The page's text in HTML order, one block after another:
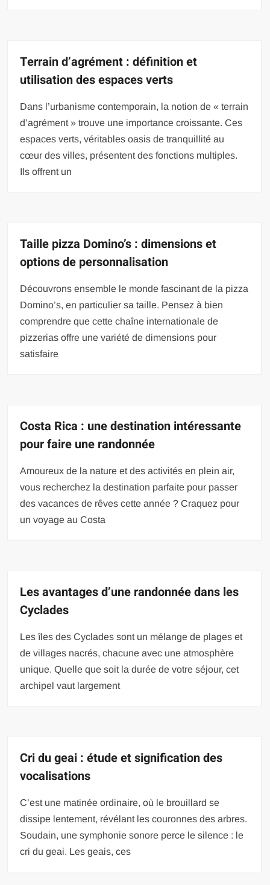
Terrain d’agrément : définition et
utilisation des espaces verts
Dans l’urbanisme contemporain, la notion de « terrain
d’agrément » trouve une importance croissante. Ces
espaces verts, véritables oasis de tranquillité au
cœur des villes, présentent des fonctions multiples.
Ils offrent un
Taille pizza Domino’s : dimensions et
options de personnalisation
Découvrons ensemble le monde fascinant de la pizza
Domino’s, en particulier sa taille. Pensez à bien
comprendre que cette chaîne internationale de
pizzerias offre une variété de dimensions pour
satisfaire
Costa Rica : une destination intéressante
pour faire une randonnée
Amoureux de la nature et des activités en plein air,
vous recherchez la destination parfaite pour passer
des vacances de rêves cette année ? Craquez pour
un voyage au Costa
Les avantages d’une randonnée dans les
Cyclades
Les îles des Cyclades sont un mélange de plages et
de villages nacrés, chacune avec une atmosphère
unique. Quelle que soit la durée de votre séjour, cet
archipel vaut largement
Cri du geai : étude et signification des
vocalisations
C’est une matinée ordinaire, où le brouillard se
dissipe lentement, révélant les couronnes des arbres.
Soudain, une symphonie sonore perce le silence : le
cri du geai. Les geais, ces